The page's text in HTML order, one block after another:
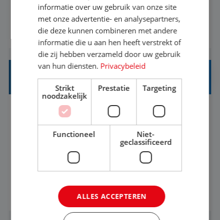
onvergetelijke vakanties van hun leven, hoe gaaf
is dat? Ben jij de commerciële professional die
net zo goed thuis is in een onderhandeling als op
verkenning bij een nieuwe accommodatie ergens
in Europa? Dan is dit jouw kans. A...
BEKIJK VACATURE
PRODUCTMANAGER SUMMERCAMPS
Baan 25-32 uur HBO
Bedenk jij de zomerkampen waar kinderen en
jongeren nog jarenlang over napraten? Word jij
enthousiast van het ontwikkelen van
onvergetelijke vakanties voor kinderen en
jongeren? Zie jij kansen om bestaande
programma's nóg leuker te maken en nieuwe
BEKIJK VACATURE
informatie over uw gebruik van onze site
met onze advertentie- en analysepartners,
die deze kunnen combineren met andere
informatie die u aan hen heeft verstrekt of
die zij hebben verzameld door uw gebruik
van hun diensten. Privacybeleid
Strikt
noodzakelijk
Prestatie Targeting
Functioneel
Niet-
geclassificeerd
ALLES ACCEPTEREN